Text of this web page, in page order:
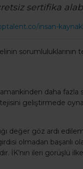
sertifika
insan-
sorumluluklarının
daha
geliştirmede
değer göz ardı
girdisi olmadan
İK’nın ileri görüşlü